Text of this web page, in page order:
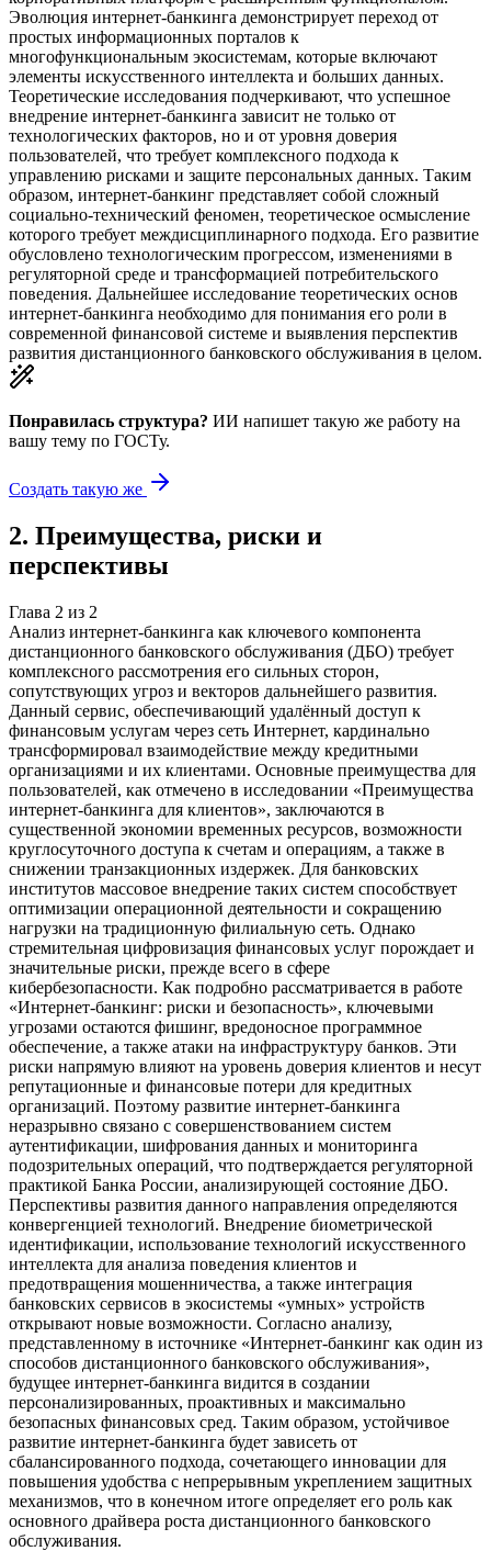
Эволюция интернет-банкинга демонстрирует переход от
простых информационных порталов к
многофункциональным экосистемам, которые включают
элементы искусственного интеллекта и больших данных.
Теоретические исследования подчеркивают, что успешное
внедрение интернет-банкинга зависит не только от
технологических факторов, но и от уровня доверия
пользователей, что требует комплексного подхода к
управлению рисками и защите персональных данных. Таким
образом, интернет-банкинг представляет собой сложный
социально-технический феномен, теоретическое осмысление
которого требует междисциплинарного подхода. Его развитие
обусловлено технологическим прогрессом, изменениями в
регуляторной среде и трансформацией потребительского
поведения. Дальнейшее исследование теоретических основ
интернет-банкинга необходимо для понимания его роли в
современной финансовой системе и выявления перспектив
развития дистанционного банковского обслуживания в целом.
Понравилась структура? ИИ напишет такую же работу на
вашу тему по ГОСТу.
Создать такую же
2. Преимущества, риски и
перспективы
Глава 2 из 2
Анализ интернет-банкинга как ключевого компонента
дистанционного банковского обслуживания (ДБО) требует
комплексного рассмотрения его сильных сторон,
сопутствующих угроз и векторов дальнейшего развития.
Данный сервис, обеспечивающий удалённый доступ к
финансовым услугам через сеть Интернет, кардинально
трансформировал взаимодействие между кредитными
организациями и их клиентами. Основные преимущества для
пользователей, как отмечено в исследовании «Преимущества
интернет-банкинга для клиентов», заключаются в
существенной экономии временных ресурсов, возможности
круглосуточного доступа к счетам и операциям, а также в
снижении транзакционных издержек. Для банковских
институтов массовое внедрение таких систем способствует
оптимизации операционной деятельности и сокращению
нагрузки на традиционную филиальную сеть. Однако
стремительная цифровизация финансовых услуг порождает и
значительные риски, прежде всего в сфере
кибербезопасности. Как подробно рассматривается в работе
«Интернет-банкинг: риски и безопасность», ключевыми
угрозами остаются фишинг, вредоносное программное
обеспечение, а также атаки на инфраструктуру банков. Эти
риски напрямую влияют на уровень доверия клиентов и несут
репутационные и финансовые потери для кредитных
организаций. Поэтому развитие интернет-банкинга
неразрывно связано с совершенствованием систем
аутентификации, шифрования данных и мониторинга
подозрительных операций, что подтверждается регуляторной
практикой Банка России, анализирующей состояние ДБО.
Перспективы развития данного направления определяются
конвергенцией технологий. Внедрение биометрической
идентификации, использование технологий искусственного
интеллекта для анализа поведения клиентов и
предотвращения мошенничества, а также интеграция
банковских сервисов в экосистемы «умных» устройств
открывают новые возможности. Согласно анализу,
представленному в источнике «Интернет-банкинг как один из
способов дистанционного банковского обслуживания»,
будущее интернет-банкинга видится в создании
персонализированных, проактивных и максимально
безопасных финансовых сред. Таким образом, устойчивое
развитие интернет-банкинга будет зависеть от
сбалансированного подхода, сочетающего инновации для
повышения удобства с непрерывным укреплением защитных
механизмов, что в конечном итоге определяет его роль как
основного драйвера роста дистанционного банковского
обслуживания.